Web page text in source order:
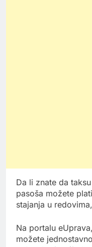
Da li znate da
pasoša možete
stajanja u
Na portalu
možete